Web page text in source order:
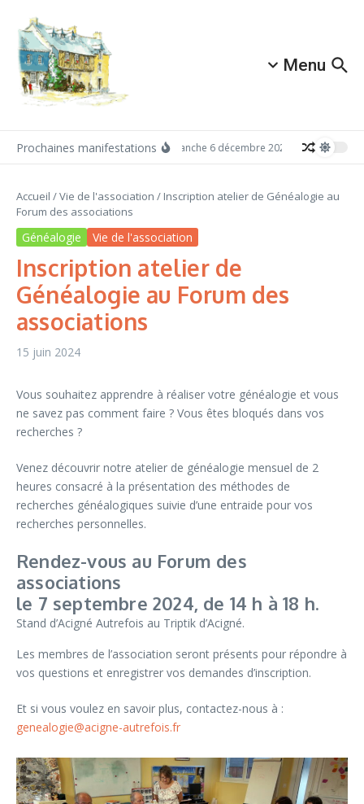
Menu
Prochaines manifestations Dimanche 6 décembre 2026: Redécouvrez
Accueil /Vie de l'association / Inscription atelier de Généalogie au
Forum des associations
Généalogie Vie de l'association
Inscription atelier de
Généalogie au Forum des
associations
15 juin 2024
Vous souhaitez apprendre à réaliser votre généalogie et vous
ne savez pas comment faire ? Vous êtes bloqués dans vos
recherches ?
Venez découvrir notre atelier de généalogie mensuel de 2
heures consacré à la présentation des méthodes de
recherches généalogiques suivie d’une entraide pour vos
recherches personnelles.
Rendez-vous au Forum des
associations
le 7 septembre 2024, de 14 h à 18 h.
Stand d’Acigné Autrefois au Triptik d’Acigné.
Les membres de l’association seront présents pour répondre à
vos questions et enregistrer vos demandes d’inscription.
Et si vous voulez en savoir plus, contactez-nous à :
genealogie@acigne-autrefois.fr